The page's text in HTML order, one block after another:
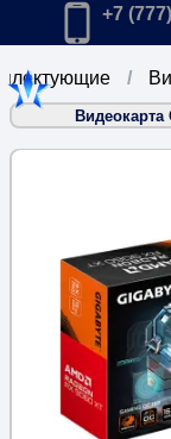
Главная
Позвонить
+7
Видеокарта